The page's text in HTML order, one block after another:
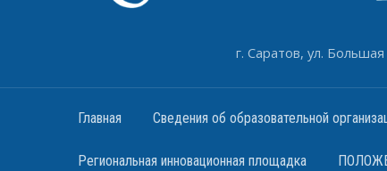
г. Саратов, ул.
Главная Сведения об образовательной
Региональная инновационная площадка